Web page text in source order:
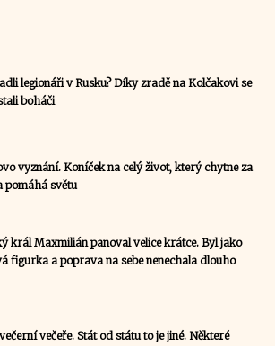
legionáři v Rusku? Díky zradě na Kolčakovi se
boháči
vyznání. Koníček na celý život, který chytne za
pomáhá světu
král Maxmilián panoval velice krátce. Byl jako
figurka a poprava na sebe nenechala dlouho
večeře. Stát od státu to je jiné. Některé